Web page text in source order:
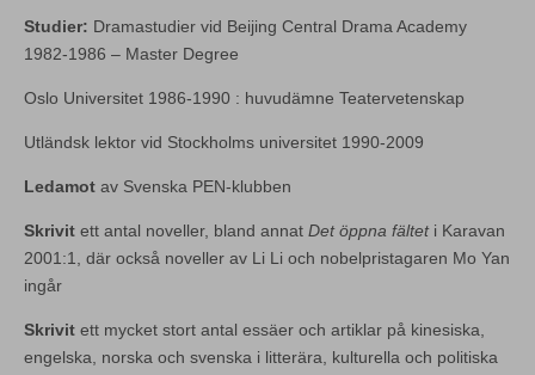
Studier: Dramastudier vid Beijing Central Drama Academy
1982-1986 – Master Degree
Oslo Universitet 1986-1990 : huvudämne Teatervetenskap
Utländsk lektor vid Stockholms universitet 1990-2009
Ledamot av Svenska PEN-klubben
Skrivit ett antal noveller, bland annat Det öppna fältet i Karavan
2001:1, där också noveller av Li Li och nobelpristagaren Mo Yan
ingår
Skrivit ett mycket stort antal essäer och artiklar på kinesiska,
engelska, norska och svenska i litterära, kulturella och politiska